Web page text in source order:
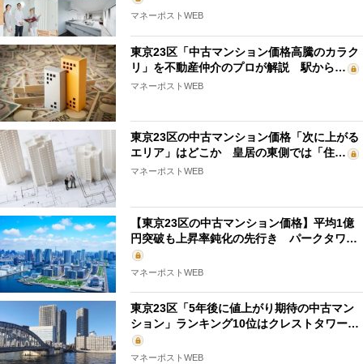
マネーポストWEB
東京23区「中古マンション価格高騰のカラク
リ」を不動産仲介のプロが解説 駅から…
マネーポストWEB
東京23区の中古マンション価格「次に上がる
エリア」はどこか 皇居の東側では「住…
マネーポストWEB
【東京23区の中古マンション価格】平均1億
円突破も上昇率鈍化の先行き パークタワ…
マネーポストWEB
東京23区「5年後に値上がり期待の中古マン
ション」ランキング10位はクレストタワー…
マネーポストWEB